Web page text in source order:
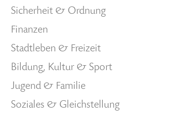
Sicherheit & Ordnung
Finanzen
Stadtleben & Freizeit
Bildung, Kultur & Sport
Jugend & Familie
Soziales & Gleichstellung